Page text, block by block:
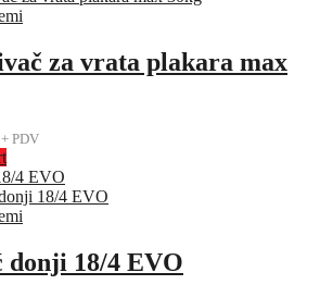
za vrata plakara max
+ PDV
donji 18/4 EVO